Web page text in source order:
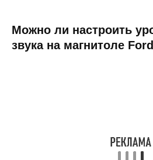
Можно ли настроить
звука на магнитоле